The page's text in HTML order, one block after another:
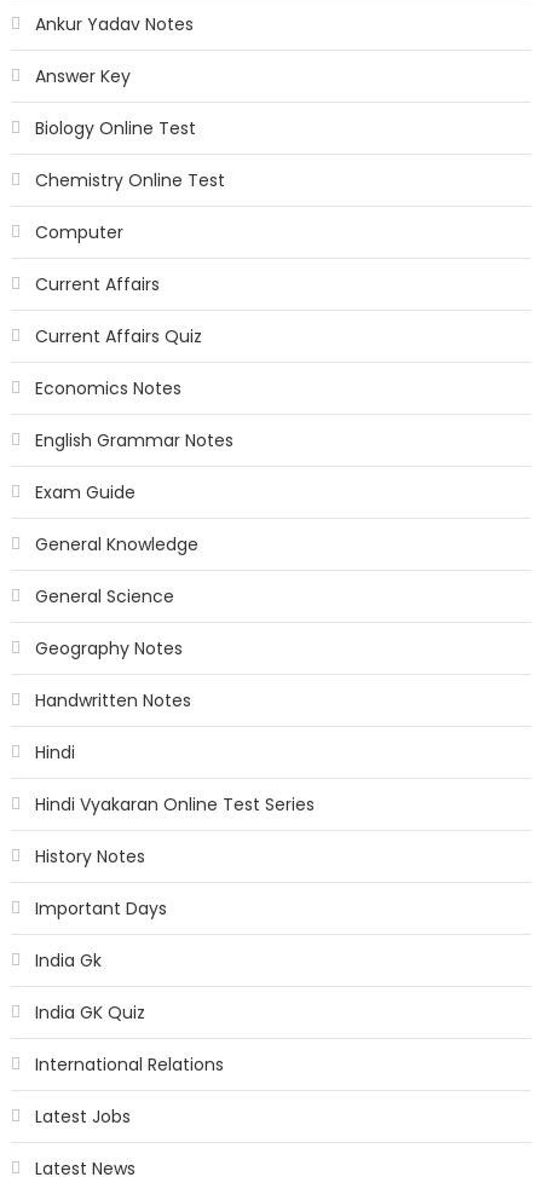
Ankur Yadav Notes
Answer Key
Biology Online Test
Chemistry Online Test
Computer
Current Affairs
Current Affairs Quiz
Economics Notes
English Grammar Notes
Exam Guide
General Knowledge
General Science
Geography Notes
Handwritten Notes
Hindi
Hindi Vyakaran Online Test Series
History Notes
Important Days
India Gk
India GK Quiz
International Relations
Latest Jobs
Latest News